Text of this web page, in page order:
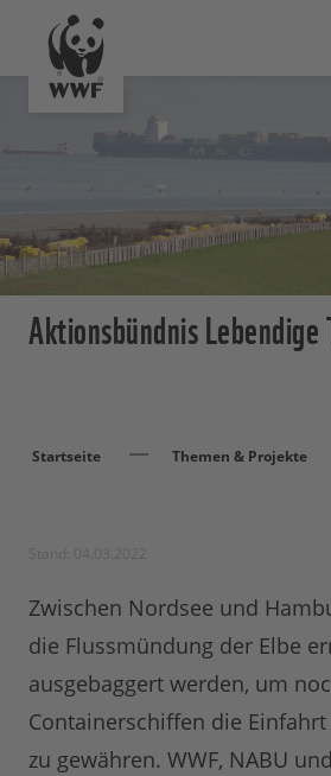
Aktionsbündnis Lebendige
Startseite Themen & Projekte
Zwischen Nordsee und
die Flussmündung der Elbe
ausgebaggert werden, um
Containerschiffen die
zu gewähren. WWF, NABU